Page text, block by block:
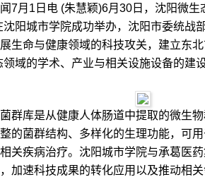
1日电 (朱慧颖)6月30日，沈阳微生
沈阳城市学院成功举办，沈阳市委统战
生命与健康领域的科技攻关，建立东
领域的学术、产业与相关设施设备的建
库是从健康人体肠道中提取的微生物
的菌群结构、多样化的生理功能，可
关疾病治疗。沈阳城市学院与承葛医
加速科技成果的转化应用以及推动相关